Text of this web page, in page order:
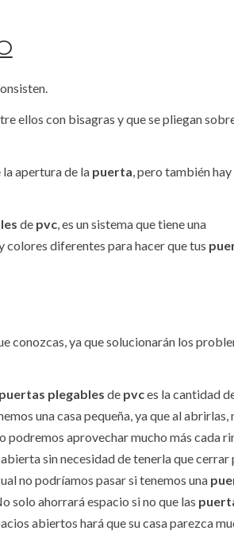
ellos con bisagras y que se pliegan
la apertura de la puerta , pero también hay
de pvc , es un sistema que tiene una
colores diferentes para hacer que tus
conozcas, ya que solucionarán los
puertas plegables de pvces la cantidad
una casa pequeña, ya que al abrirlas,
podremos aprovechar mucho más cada
sin necesidad de tenerla que cerrar
no podríamos pasar si tenemos una
solo ahorrará espacio si no que las
abiertos hará que su casa parezca